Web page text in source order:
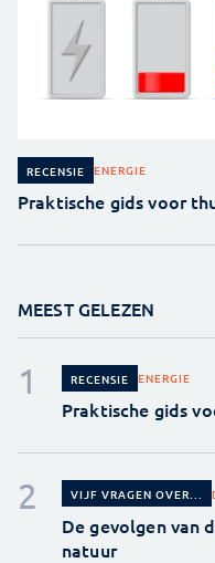
RECENSIE ENERGIE
Praktische gids voor
MEEST GELEZEN
RECENSIE ENERGIE
Praktische gids
VIJF VRAGEN OVER...
De gevolgen van
natuur